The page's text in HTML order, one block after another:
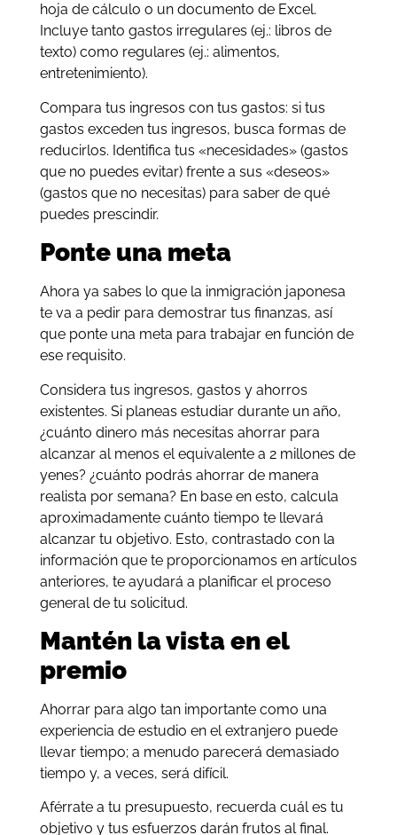
hoja de cálculo o un documento de Excel.
Incluye tanto gastos irregulares (ej.: libros de
texto) como regulares (ej.: alimentos,
entretenimiento).
Compara tus ingresos con tus gastos: si tus
gastos exceden tus ingresos, busca formas de
reducirlos. Identifica tus «necesidades» (gastos
que no puedes evitar) frente a sus «deseos»
(gastos que no necesitas) para saber de qué
puedes prescindir.
Ponte una meta
Ahora ya sabes lo que la inmigración japonesa
te va a pedir para demostrar tus finanzas, así
que ponte una meta para trabajar en función de
ese requisito.
Considera tus ingresos, gastos y ahorros
existentes. Si planeas estudiar durante un año,
¿cuánto dinero más necesitas ahorrar para
alcanzar al menos el equivalente a 2 millones de
yenes? ¿cuánto podrás ahorrar de manera
realista por semana? En base en esto, calcula
aproximadamente cuánto tiempo te llevará
alcanzar tu objetivo. Esto, contrastado con la
información que te proporcionamos en artículos
anteriores, te ayudará a planificar el proceso
general de tu solicitud.
Mantén la vista en el
premio
Ahorrar para algo tan importante como una
experiencia de estudio en el extranjero puede
llevar tiempo; a menudo parecerá demasiado
tiempo y, a veces, será difícil.
Aférrate a tu presupuesto, recuerda cuál es tu
objetivo y tus esfuerzos darán frutos al final.